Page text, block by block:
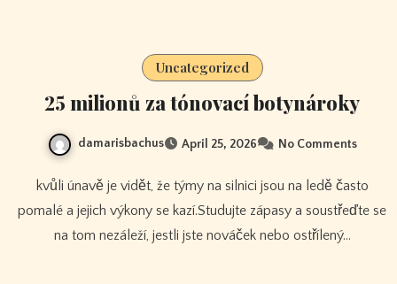
Uncategorized
25 milionů za tónovací botynároky
damarisbachus April 25, 2026 No Comments
kvůli únavě je vidět, že týmy na silnici jsou na ledě často
pomalé a jejich výkony se kazí.Studujte zápasy a soustřeďte se
na tom nezáleží, jestli jste nováček nebo ostřílený…